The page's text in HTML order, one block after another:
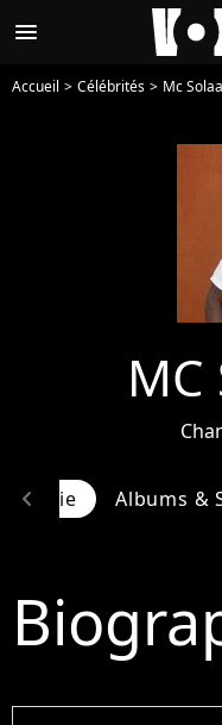
menu
Accueil Célébrités Mc
MC
Albums &
chevron_left